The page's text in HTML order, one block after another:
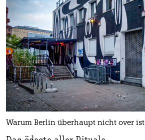
Warum Berlin überhaupt nicht over ist